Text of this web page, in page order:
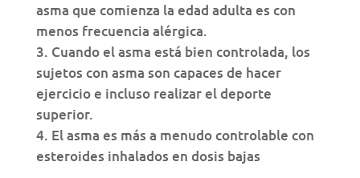
asma que comienza la edad adulta es con
menos frecuencia alérgica.
Cuando el asma está bien controlada, los
sujetos con asma son capaces de hacer
ejercicio e incluso realizar el deporte
superior.
El asma es más a menudo controlable con
esteroides inhalados en dosis bajas